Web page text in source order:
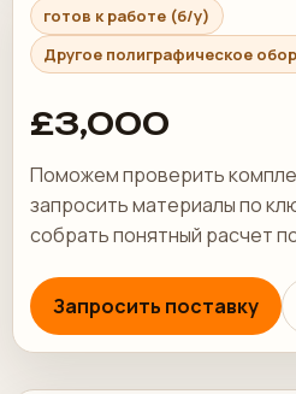
готов к работе (б/у)
Другое полиграфическое
£3,000
Поможем проверить
запросить материалы по
собрать понятный расчет
Запросить поставку